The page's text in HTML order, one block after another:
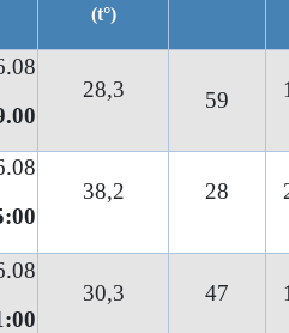
(t°)
28,3 59
38,2 28
30,3 47